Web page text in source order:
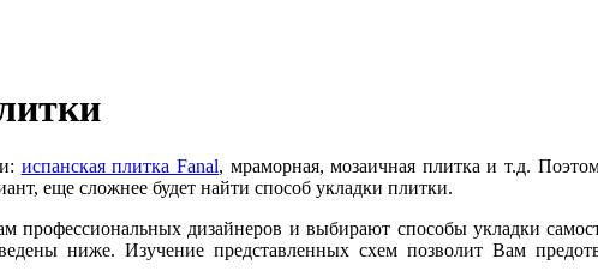
испанская плитка Fanal, мраморная, мозаичная плитка и т.д.
еще сложнее будет найти способ укладки плитки.
профессиональных дизайнеров и выбирают способы укладки
ниже. Изучение представленных схем позволит Вам